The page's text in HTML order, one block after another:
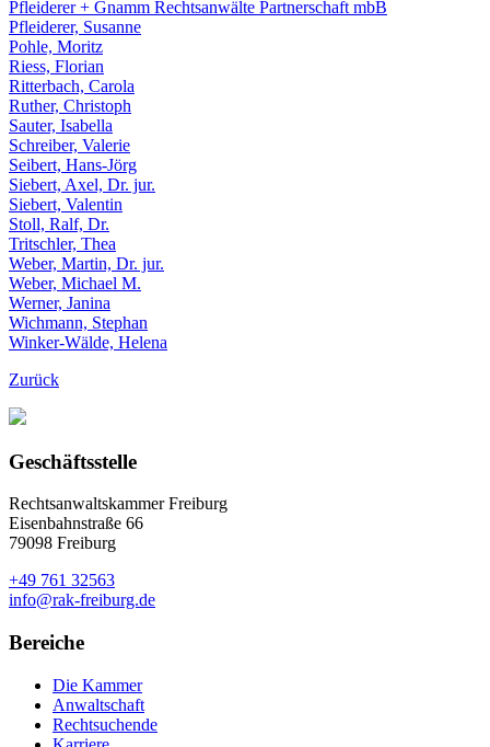
Pfleiderer + Gnamm Rechtsanwälte Partnerschaft mbB
Pfleiderer, Susanne
Pohle, Moritz
Riess, Florian
Ritterbach, Carola
Ruther, Christoph
Sauter, Isabella
Schreiber, Valerie
Seibert, Hans-Jörg
Siebert, Axel, Dr. jur.
Siebert, Valentin
Stoll, Ralf, Dr.
Tritschler, Thea
Weber, Martin, Dr. jur.
Weber, Michael M.
Werner, Janina
Wichmann, Stephan
Winker-Wälde, Helena
Zurück
Geschäftsstelle
Rechtsanwaltskammer Freiburg
Eisenbahnstraße 66
79098 Freiburg
+49 761 32563
info@rak-freiburg.de
Bereiche
Die Kammer
Anwaltschaft
Rechtsuchende